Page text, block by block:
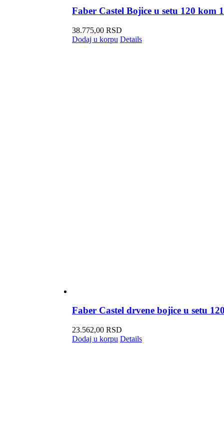
Faber Castel Bojice u setu 120 kom
38.775,00 RSD
Dodaj u korpu Details
Faber Castel drvene bojice u setu
23.562,00 RSD
Dodaj u korpu Details